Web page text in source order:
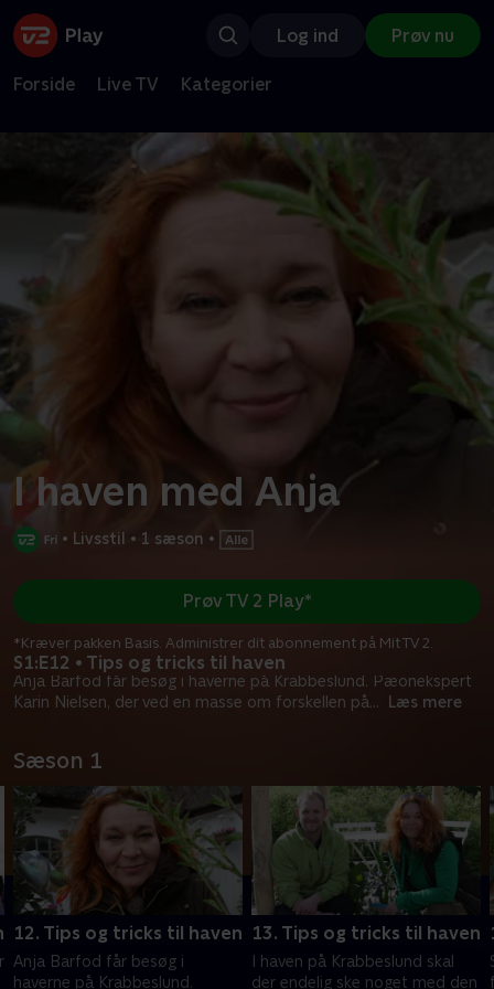
Log ind Prøv nu
Forside Live TV Kategorier
I haven med Anja
• Livsstil • 1 sæson •
S1:E12 • Tips og tricks til haven
Anja Barfod får besøg i haverne på Krabbeslund. Pæonekspert
Karin Nielsen, der ved en masse om forskellen på... Læs mere
Prøv TV 2 Play*
*Kræver pakken Basis. Administrer dit abonnement på Mit TV 2.
Sæson 1
12. Tips og tricks til haven
Anja Barfod får besøg i
haverne på Krabbeslund.
13. Tips og tricks til haven
I haven på Krabbeslund skal
der endelig ske noget med den